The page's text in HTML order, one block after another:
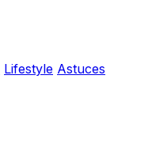
Lifestyle Astuces